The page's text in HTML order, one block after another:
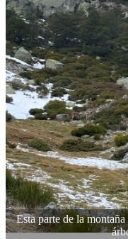
Esta parte de la